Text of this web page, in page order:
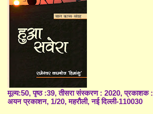
मूल्य:50, पृष्ठ :39, तीसरा संस्करण : 2020, प्रकाशक :
अयन प्रकाशन, 1/20, महरौली, नई दिल्ली-110030